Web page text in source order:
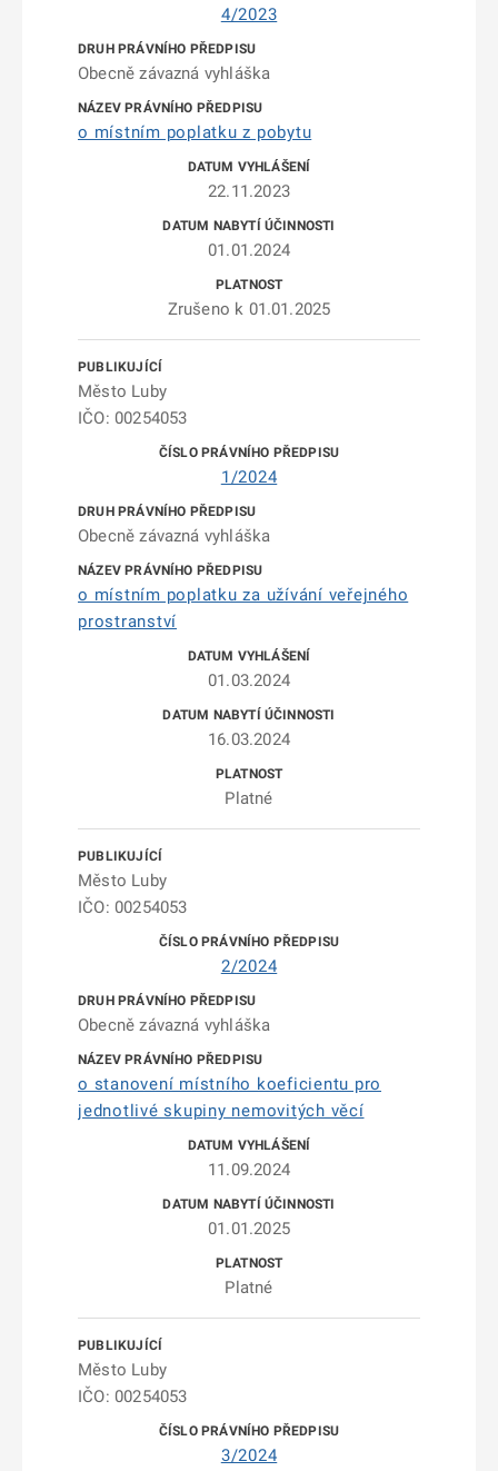
4/2023
Obecně závazná vyhláška
o místním poplatku z pobytu
22.11.2023
01.01.2024
Zrušeno k 01.01.2025
Město Luby
IČO: 00254053
1/2024
Obecně závazná vyhláška
o místním poplatku za užívání veřejného
prostranství
01.03.2024
16.03.2024
Platné
Město Luby
IČO: 00254053
2/2024
Obecně závazná vyhláška
o stanovení místního koeficientu pro
jednotlivé skupiny nemovitých věcí
11.09.2024
01.01.2025
Platné
Město Luby
IČO: 00254053
3/2024